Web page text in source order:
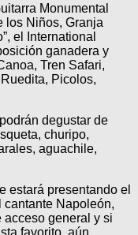
Monumental
los Niños, Granja
el International
ganadera y
Tren Safari,
Picolos,
degustar de
churipo,
aguachile,
estará presentando el
cantante Napoleón,
general y si
favorito, aún